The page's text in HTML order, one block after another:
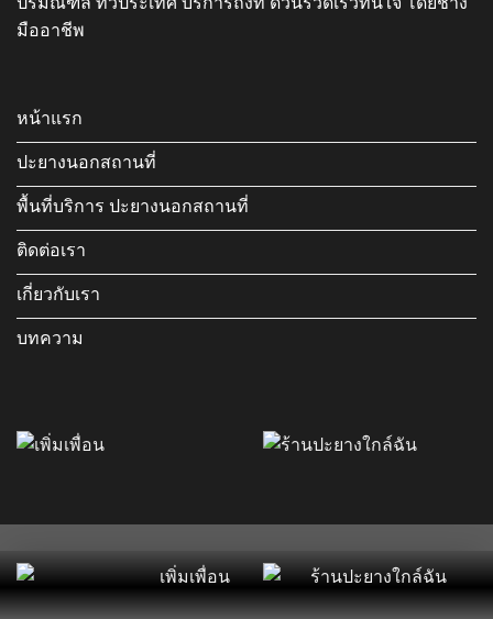
มืออาชีพ
หน้าแรก
ปะยางนอกสถานที่
พื้นที่บริการ ปะยางนอกสถานที่
ติดต่อเรา
เกี่ยวกับเรา
บทความ